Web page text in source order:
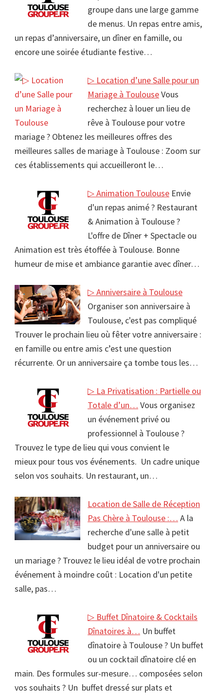
groupe dans une large gamme
de menus. Un repas entre amis,
un repas d’anniversaire, un dîner en famille, ou
encore une soirée étudiante festive…
▷ Location d’une Salle pour un
Mariage à ToulouseVous
recherchez à louer un lieu de
rêve à Toulouse pour votre
mariage ? Obtenez les meilleures offres des
meilleures salles de mariage à Toulouse : Zoom sur
ces établissements qui accueilleront le…
▷ Animation Toulouse Envie
d'un repas animé ? Restaurant
& Animation à Toulouse ?
L'offre de Dîner + Spectacle ou
Animation est très étoffée à Toulouse. Bonne
humeur de mise et ambiance garantie avec dîner…
▷ Anniversaire à Toulouse
Organiser son anniversaire à
Toulouse, c'est pas compliqué
Trouver le prochain lieu où fêter votre anniversaire :
en famille ou entre amis c’est une question
récurrente. Or un anniversaire ça tombe tous les…
▷ La Privatisation : Partielle ou
Totale d’un… Vous organisez
un événement privé ou
professionnel à Toulouse ?
Trouvez le type de lieu qui vous convient le
mieux pour tous vos événements. Un cadre unique
selon vos souhaits. Un restaurant, un…
Location de Salle de Réception
Pas Chère à Toulouse :… A la
recherche d'une salle à petit
budget pour un anniversaire ou
un mariage ? Trouvez le lieu idéal de votre prochain
événement à moindre coût : Location d'un petite
salle, pas…
▷ Buffet Dînatoire & Cocktails
Dînatoires à… Un buffet
dînatoire à Toulouse ? Un buffet
ou un cocktail dînatoire clé en
main. Des formules sur-mesure… composées selon
vos souhaits ? Un buffet dressé sur plats et